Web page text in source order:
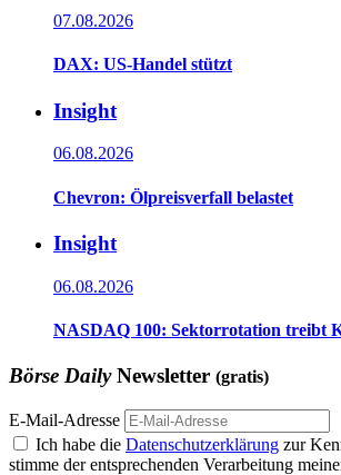
07.08.2026
DAX: US-Handel stützt
Insight
06.08.2026
Chevron: Ölpreisverfall belastet
Insight
06.08.2026
NASDAQ 100: Sektorrotation treibt
Börse DailyNewsletter (gratis)
E-Mail-Adresse
Ich habe die Datenschutzerklärung zur
stimme der entsprechenden Verarbeitung